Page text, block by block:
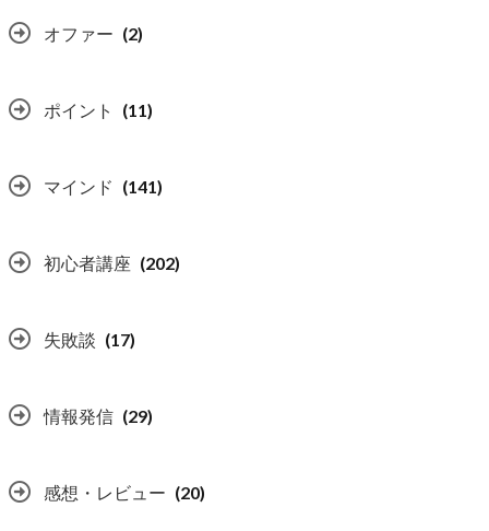
オファー (2)
ポイント (11)
マインド (141)
初心者講座 (202)
失敗談 (17)
情報発信 (29)
感想・レビュー (20)